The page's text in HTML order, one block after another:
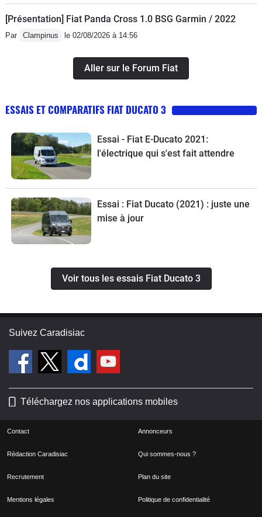
[Présentation] Fiat Panda Cross 1.0 BSG Garmin / 2022
Par Clampinus le 02/08/2026 à 14:56
Aller sur le Forum Fiat
ESSAIS ET COMPARATIFS FIAT DUCATO 3
Essai - Fiat E-Ducato 2021:
l'électrique qui s'est fait attendre
Essai : Fiat Ducato (2021) : juste une
mise à jour
Voir tous les essais Fiat Ducato 3
Suivez Caradisiac
Téléchargez nos applications mobiles
Contact Annonceurs
Rédaction Caradisiac Qui sommes-nous ?
Recrutement Plan du site
Mentions légales Politique de confidentialité